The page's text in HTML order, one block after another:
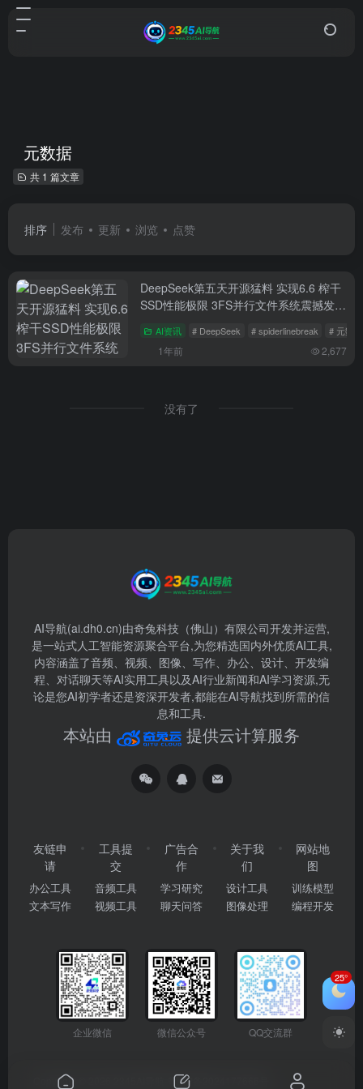
元数据
共 1 篇文章
排序 发布 更新 浏览 点赞
DeepSeek第五天开源猛料 实现6.6 榨干
SSD性能极限 3FS并行文件系统震撼发布
AI资讯 # DeepSeek # spiderlinebreak # 元数据
1年前 2,677
没有了
AI导航(ai.dh0.cn)由奇兔科技（佛山）有限公司开发并运营,
是一站式人工智能资源聚合平台,为您精选国内外优质AI工具,
内容涵盖了音频、视频、图像、写作、办公、设计、开发编
程、对话聊天等AI实用工具以及AI行业新闻和AI学习资源,无
论是您AI初学者还是资深开发者,都能在AI导航找到所需的信
息和工具.
本站由 提供云计算服务
友链申
请
办公工具
文本写作
工具提
交
音频工具
视频工具
广告合
作
学习研究
聊天问答
关于我
们
设计工具
图像处理
网站地
图
训练模型
编程开发
企业微信 微信公众号 QQ交流群
Copyright © 2026 粤ICP备2024177666号
25°